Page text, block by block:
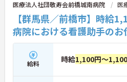
医療法人社団敬寿会前橋城南病院 医
【群馬県／前橋市】時
病院における看護助手の
給料 時給1,100円～